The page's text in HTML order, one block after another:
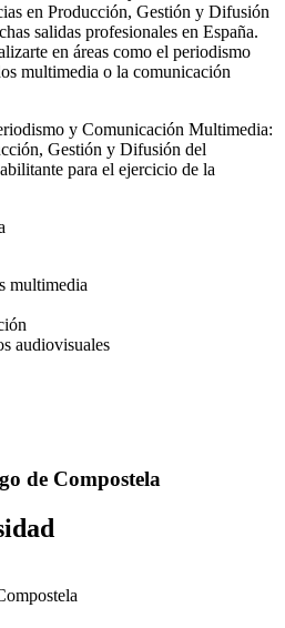
en Producción, Gestión y Difusión
salidas profesionales en España.
en áreas como el periodismo
multimedia o la comunicación
y Comunicación Multimedia:
Gestión y Difusión del
para el ejercicio de la
multimedia
audiovisuales
de Compostela